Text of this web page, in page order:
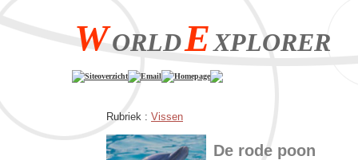
WORLDEXPLORER
Siteoverzicht Email Homepage
Rubriek : Vissen
De rode poon